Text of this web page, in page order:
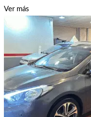
Ver más